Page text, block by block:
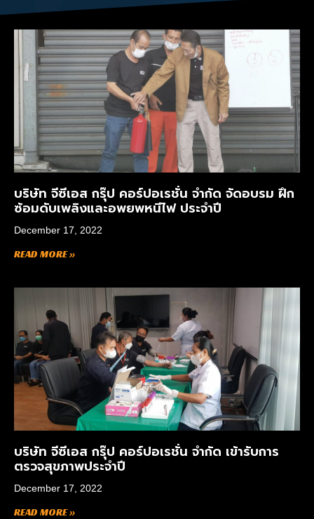
บริษัท จีซีเอส กรุ๊ป คอร์ปอเรชั่น จำกัด จัดอบรม ฝึก
ซ้อมดับเพลิงและอพยพหนีไฟ ประจำปี
December 17, 2022
READ MORE »
บริษัท จีซีเอส กรุ๊ป คอร์ปอเรชั่น จำกัด เข้ารับการ
ตรวจสุขภาพประจำปี
December 17, 2022
READ MORE »